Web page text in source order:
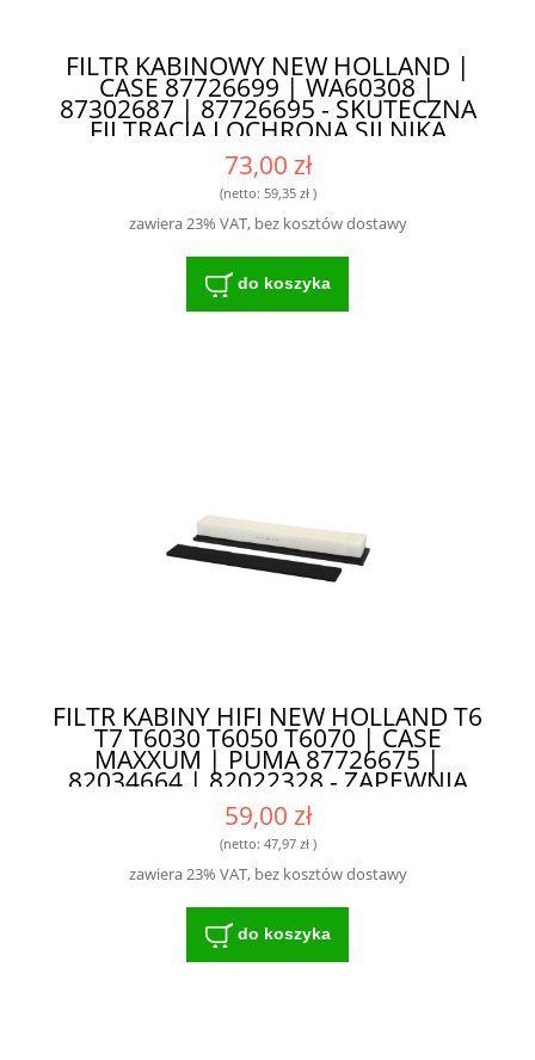
FILTR KABINOWY NEW HOLLAND |
CASE 87726699 | WA60308 |
87302687 | 87726695 - SKUTECZNA
FILTRACJA I OCHRONA SILNIKA
73,00 zł
(netto: 59,35 zł)
zawiera 23% VAT, bez kosztów dostawy
do koszyka
FILTR KABINY HIFI NEW HOLLAND T6
T7 T6030 T6050 T6070 | CASE
MAXXUM | PUMA 87726675 |
82034664 | 82022328 - ZAPEWNIA
DŁUGĄ ŻYWOTNOŚĆ SILNIKA
59,00 zł
(netto: 47,97 zł)
zawiera 23% VAT, bez kosztów dostawy
do koszyka